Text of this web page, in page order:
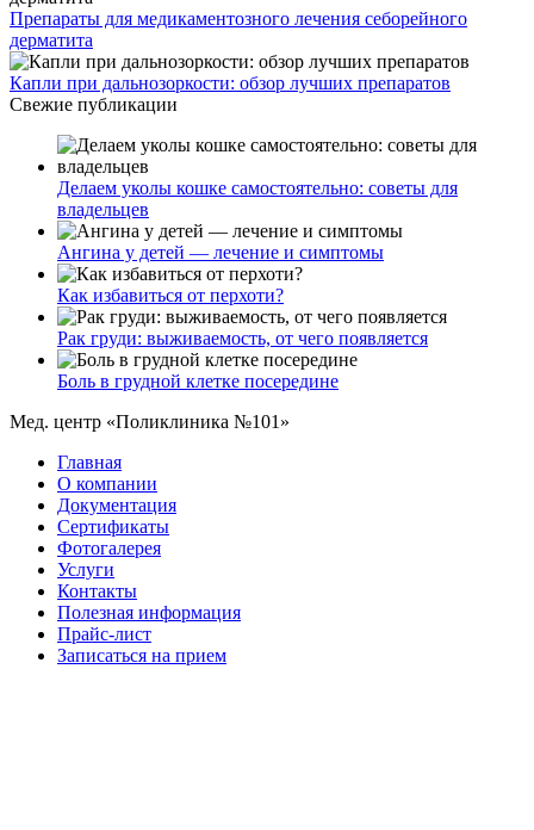
Препараты для медикаментозного лечения себорейного
дерматита
Капли при дальнозоркости: обзор лучших препаратов
Свежие публикации
Делаем уколы кошке самостоятельно: советы для
владельцев
Ангина у детей — лечение и симптомы
Как избавиться от перхоти?
Рак груди: выживаемость, от чего появляется
Боль в грудной клетке посередине
Мед. центр «Поликлиника №101»
Главная
О компании
Документация
Сертификаты
Фотогалерея
Услуги
Контакты
Полезная информация
Прайс-лист
Записаться на прием